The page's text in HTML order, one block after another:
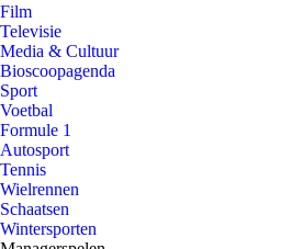
Film
Televisie
Media & Cultuur
Bioscoopagenda
Sport
Voetbal
Formule 1
Autosport
Tennis
Wielrennen
Schaatsen
Wintersporten